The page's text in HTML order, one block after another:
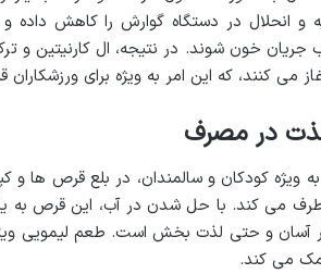
و انحلال در دستگاه گوارش را کاهش
جریان خون شوند. در نتیجه، ال کارنیتین
می کنند، که این امر به ویژه برای
در مصرف
به ویژه کودکان و سالمندان، در بلع قرص
می کند. با حل شدن در آب، این قرص
و حتی لذت بخش است. طعم لیمویی
می کند.